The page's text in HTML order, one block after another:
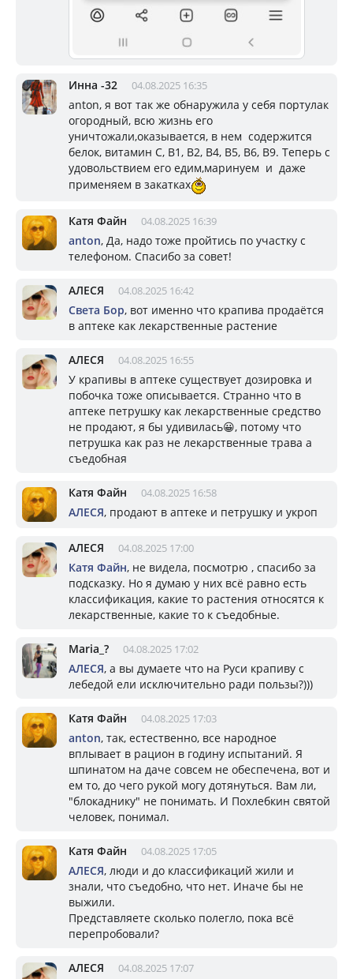
Инна -32 04.08.2025 16:35
anton, я вот так же обнаружила у себя портулак
огородный, всю жизнь его
уничтожали,оказывается, в нем содержится
белок, витамин С, В1, В2, В4, В5, В6, В9. Теперь с
удовольствием его едим,маринуем и даже
применяем в закатках
Катя Файн 04.08.2025 16:39
anton, Да, надо тоже пройтись по участку с
телефоном. Спасибо за совет!
АЛЕСЯ 04.08.2025 16:42
Света Бор, вот именно что крапива продаётся
в аптеке как лекарственные растение
АЛЕСЯ 04.08.2025 16:55
У крапивы в аптеке существует дозировка и
побочка тоже описывается. Странно что в
аптеке петрушку как лекарственные средство
не продают, я бы удивилась😀, потому что
петрушка как раз не лекарственные трава а
съедобная
Катя Файн 04.08.2025 16:58
АЛЕСЯ, продают в аптеке и петрушку и укроп
АЛЕСЯ 04.08.2025 17:00
Катя Файн, не видела, посмотрю , спасибо за
подсказку. Но я думаю у них всё равно есть
классификация, какие то растения относятся к
лекарственные, какие то к съедобные.
Mariа_? 04.08.2025 17:02
АЛЕСЯ, а вы думаете что на Руси крапиву с
лебедой ели исключительно ради пользы?)))
Катя Файн 04.08.2025 17:03
anton, так, естественно, все народное
вплывает в рацион в годину испытаний. Я
шпинатом на даче совсем не обеспечена, вот и
ем то, до чего рукой могу дотянуться. Вам ли,
"блокаднику" не понимать. И Похлебкин святой
человек, понимал.
Катя Файн 04.08.2025 17:05
АЛЕСЯ, люди и до классификаций жили и
знали, что съедобно, что нет. Иначе бы не
выжили.
Представляете сколько полегло, пока всё
перепробовали?
АЛЕСЯ 04.08.2025 17:07